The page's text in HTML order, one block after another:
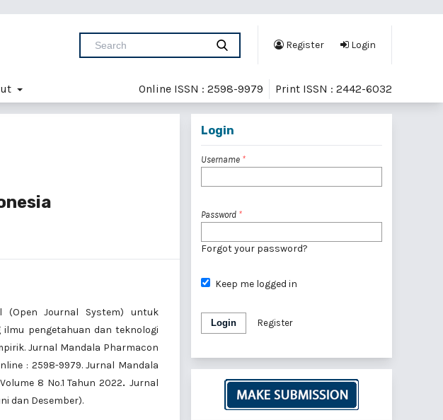
Register Login
Online ISSN : 2598-9979 Print ISSN : 2442-6032
(Open Journal System) untuk
pengetahuan dan teknologi
Jurnal Mandala Pharmacon
: 2598-9979. Jurnal Mandala
8 No.1 Tahun 2022.Jurnal
dan Desember).
Login
Username *
Password *
Forgot your password?
Keep me logged in
Login Register